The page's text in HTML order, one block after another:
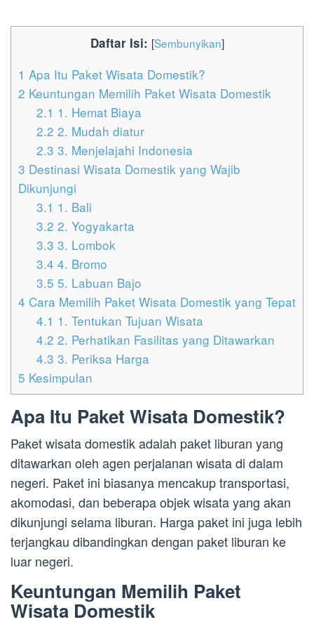
Daftar Isi: [Sembunyikan]
1 Apa Itu Paket Wisata Domestik?
2 Keuntungan Memilih Paket Wisata Domestik
2.1 1. Hemat Biaya
2.2 2. Mudah diatur
2.3 3. Menjelajahi Indonesia
3 Destinasi Wisata Domestik yang Wajib
Dikunjungi
3.1 1. Bali
3.2 2. Yogyakarta
3.3 3. Lombok
3.4 4. Bromo
3.5 5. Labuan Bajo
4 Cara Memilih Paket Wisata Domestik yang Tepat
4.1 1. Tentukan Tujuan Wisata
4.2 2. Perhatikan Fasilitas yang Ditawarkan
4.3 3. Periksa Harga
5 Kesimpulan
Apa Itu Paket Wisata Domestik?
Paket wisata domestik adalah paket liburan yang
ditawarkan oleh agen perjalanan wisata di dalam
negeri. Paket ini biasanya mencakup transportasi,
akomodasi, dan beberapa objek wisata yang akan
dikunjungi selama liburan. Harga paket ini juga lebih
terjangkau dibandingkan dengan paket liburan ke
luar negeri.
Keuntungan Memilih Paket
Wisata Domestik